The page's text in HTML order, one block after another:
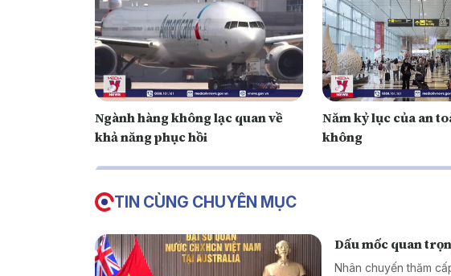
Ngành hàng không lạc quan về
khả năng phục hồi
Năm kỷ lục của an
không
TIN CÙNG CHUYÊN MỤC
Dấu mốc quan
Nhân chuyến thăm